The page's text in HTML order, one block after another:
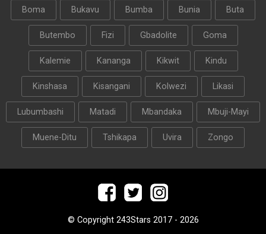
Boma Bukavu Bumba Bunia Buta
Butembo Fizi Gbadolite Goma
Kalemie Kananga Kikwit Kindu
Kinshasa Kisangani Kolwezi Likasi
Lubumbashi Matadi Mbandaka Mbuji-Mayi
Muene-Ditu Tshikapa Uvira Zongo
© Copyright 243Stars 2017 - 2026